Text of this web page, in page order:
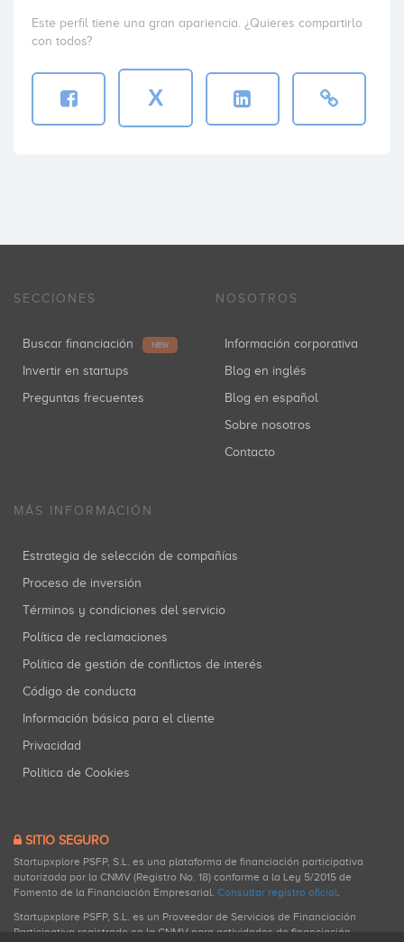
Este perfil tiene una gran apariencia. ¿Quieres compartirlo
con todos?
X
SECCIONES
Buscar financiación NEW
Invertir en startups
Preguntas frecuentes
NOSOTROS
Información corporativa
Blog en inglés
Blog en español
Sobre nosotros
Contacto
MÁS INFORMACIÓN
Estrategia de selección de compañías
Proceso de inversión
Términos y condiciones del servicio
Política de reclamaciones
Política de gestión de conflictos de interés
Código de conducta
Información básica para el cliente
Privacidad
Política de Cookies
SITIO SEGURO
Startupxplore PSFP, S.L. es una plataforma de financiación participativa
autorizada por la CNMV (Registro No. 18) conforme a la Ley 5/2015 de
Fomento de la Financiación Empresarial. Consultar registro oficial.
Startupxplore PSFP, S.L. es un Proveedor de Servicios de Financiación
Participativa registrado en la CNMV para actividades de financiación